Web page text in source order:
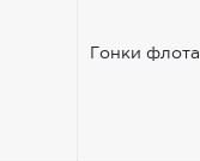
Гонки флота